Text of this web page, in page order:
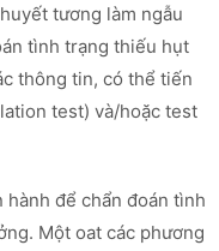
tương làm ngẫu
tình trạng thiếu hụt
thông tin, có thể tiến
test) và/hoặc test
hành để chẩn đoán tình
Một oat các phương